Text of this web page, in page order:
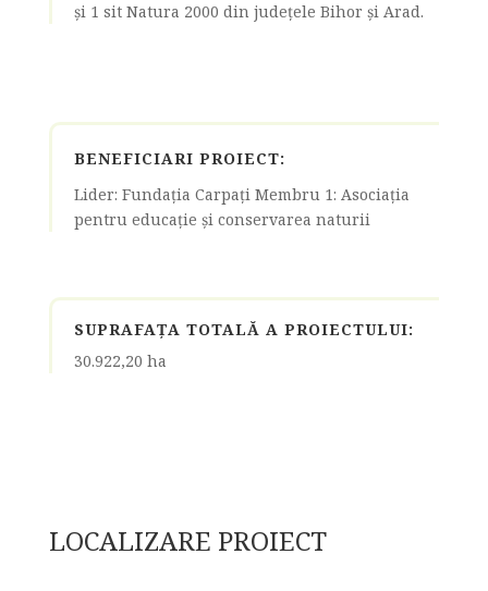
și 1 sit Natura 2000 din județele Bihor și Arad.
BENEFICIARI PROIECT:
Lider: Fundația Carpați Membru 1: Asociația
pentru educație și conservarea naturii
SUPRAFAȚA TOTALĂ A PROIECTULUI:
30.922,20 ha
LOCALIZARE PROIECT